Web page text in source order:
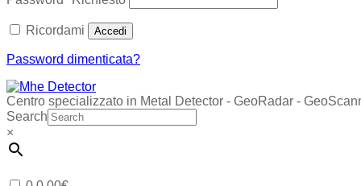
Ricordami Accedi
Password dimenticata?
Centro specializzato in Metal Detector - GeoRadar -
Search
×